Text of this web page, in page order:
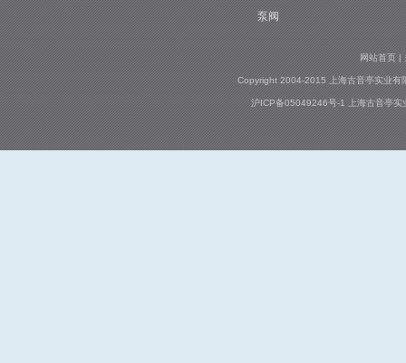
泵阀
网站首页|
Copyright 2004-2015 上海古音亭实业有
沪ICP备05049246号-1 上海古音亭